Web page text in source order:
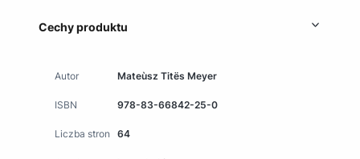
Cechy produktu
Autor Mateùsz Titës Meyer
ISBN 978-83-66842-25-0
Liczba stron 64